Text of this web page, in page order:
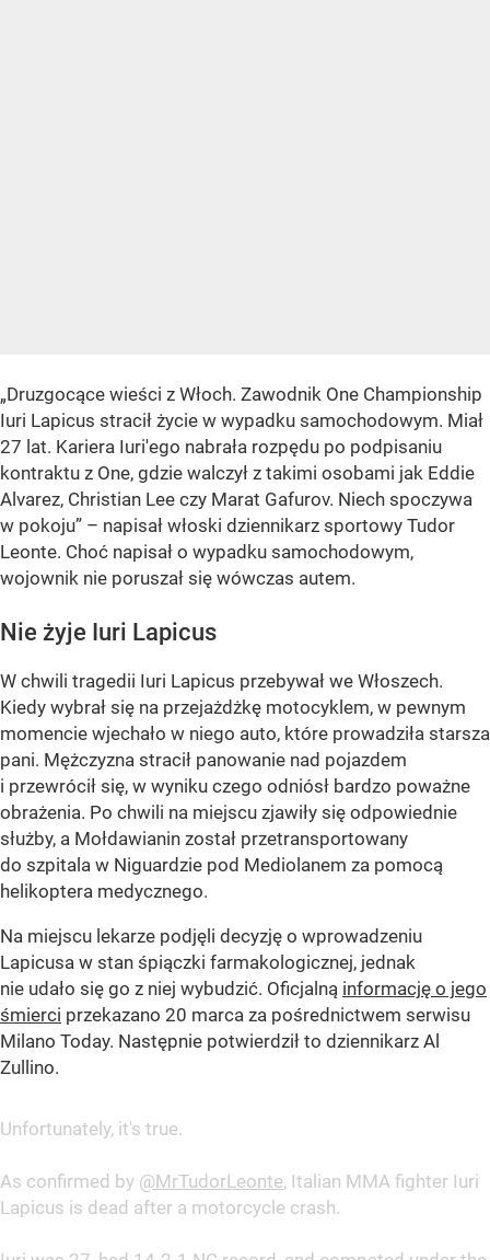
„Druzgocące wieści z Włoch. Zawodnik One Championship
Iuri Lapicus stracił życie w wypadku samochodowym. Miał
27 lat. Kariera Iuri'ego nabrała rozpędu po podpisaniu
kontraktu z One, gdzie walczył z takimi osobami jak Eddie
Alvarez, Christian Lee czy Marat Gafurov. Niech spoczywa
w pokoju” – napisał włoski dziennikarz sportowy Tudor
Leonte. Choć napisał o wypadku samochodowym,
wojownik nie poruszał się wówczas autem.
Nie żyje Iuri Lapicus
W chwili tragedii Iuri Lapicus przebywał we Włoszech.
Kiedy wybrał się na przejażdżkę motocyklem, w pewnym
momencie wjechało w niego auto, które prowadziła starsza
pani. Mężczyzna stracił panowanie nad pojazdem
i przewrócił się, w wyniku czego odniósł bardzo poważne
obrażenia. Po chwili na miejscu zjawiły się odpowiednie
służby, a Mołdawianin został przetransportowany
do szpitala w Niguardzie pod Mediolanem za pomocą
helikoptera medycznego.
Na miejscu lekarze podjęli decyzję o wprowadzeniu
Lapicusa w stan śpiączki farmakologicznej, jednak
nie udało się go z niej wybudzić. Oficjalną informację o jego
śmierci przekazano 20 marca za pośrednictwem serwisu
Milano Today. Następnie potwierdził to dziennikarz Al
Zullino.
Unfortunately, it's true.
As confirmed by @MrTudorLeonte, Italian MMA fighter Iuri
Lapicus is dead after a motorcycle crash.